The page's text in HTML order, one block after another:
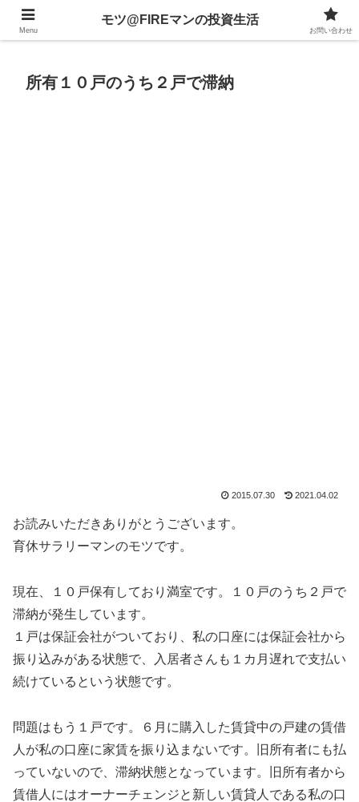
不動産、投資信託、暗号資産、株式、等々への投資について
所有１０戸のうち２戸で滞納
2015.07.30 2021.04.02
お読みいただきありがとうございます。
育休サラリーマンのモツです。
現在、１０戸保有しており満室です。１０戸のうち２戸で
滞納が発生しています。
１戸は保証会社がついており、私の口座には保証会社から
振り込みがある状態で、入居者さんも１カ月遅れで支払い
続けているという状態です。
問題はもう１戸です。６月に購入した賃貸中の戸建の賃借
人が私の口座に家賃を振り込まないです。旧所有者にも払
っていないので、滞納状態となっています。旧所有者から
賃借人にはオーナーチェンジと新しい賃貸人である私の口
Menu
モツ@FIREマンの投資生活
お問い合わせ